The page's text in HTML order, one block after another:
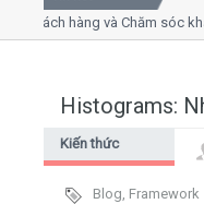
Close
Home
Giới thiệu
hàng và Chăm sóc khách
Histograms:
Kiến thức
Blog, Framework